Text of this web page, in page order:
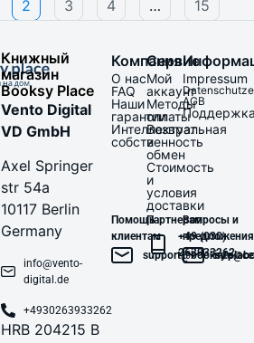
2 3 4 … 15
Книжный
магазин
Booksy Place
Vento Digital
VD GmbH
Axel Springer
str 54a
10117 Berlin
Germany
info@vento-
digital.de
+4930263933262
HRB 204215 B
Компания
О нас
FAQ
Наши
гарантии
Интеллектуальная
собственность
Сервис
Мой
аккаунт
Методы
оплаты
Возврат
и
обмен
Стоимость
и
условия
доставки
Impressum
AGB
Помощь
клиентам
support@booksy.place
Партнерам
+49 (030)
263933262
Вопросы и
предложения